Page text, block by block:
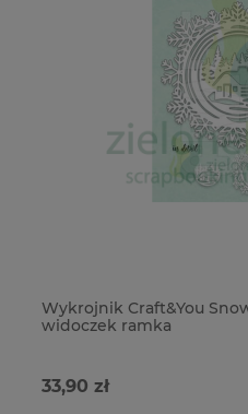
Wykrojnik Craft&You
widoczek ramka
33,90 zł